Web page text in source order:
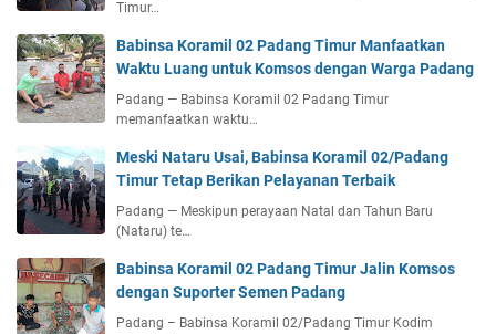
Timur…
Babinsa Koramil 02 Padang Timur Manfaatkan
Waktu Luang untuk Komsos dengan Warga Padang
Padang — Babinsa Koramil 02 Padang Timur
memanfaatkan waktu…
Meski Nataru Usai, Babinsa Koramil 02/Padang
Timur Tetap Berikan Pelayanan Terbaik
Padang — Meskipun perayaan Natal dan Tahun Baru
(Nataru) te…
Babinsa Koramil 02 Padang Timur Jalin Komsos
dengan Suporter Semen Padang
Padang – Babinsa Koramil 02/Padang Timur Kodim